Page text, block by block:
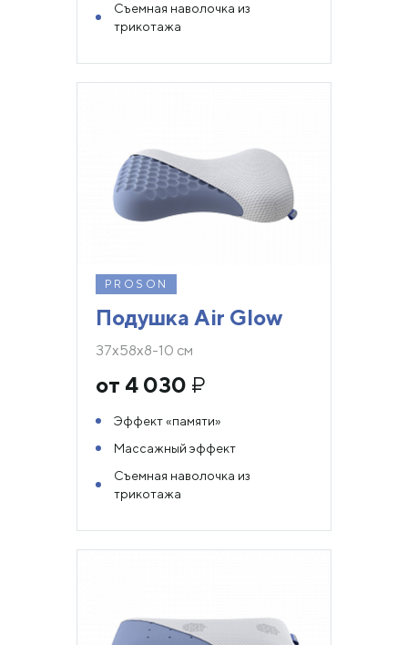
Съемная наволочка из
трикотажа
PROSON
Подушка Air Glow
37х58х8-10 см
от 4 030 ₽
Эффект «памяти»
Массажный эффект
Съемная наволочка из
трикотажа